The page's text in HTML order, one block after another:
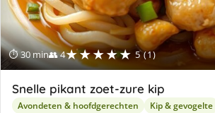
⏱ 30 min👥 4★★★★★ 5 (1)
Snelle pikant zoet-zure kip
Avondeten & hoofdgerechten Kip & gevogelte